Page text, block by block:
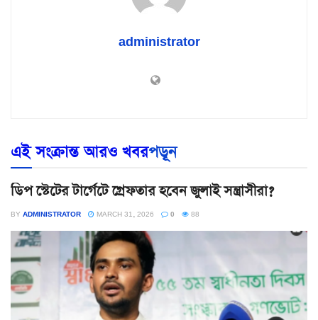
administrator
এই সংক্রান্ত আরও খবরপড়ূন
ডিপ স্টেটের টার্গেটে গ্রেফতার হবেন জুলাই সন্ত্রাসীরা?
BY ADMINISTRATOR MARCH 31, 2026 0 88